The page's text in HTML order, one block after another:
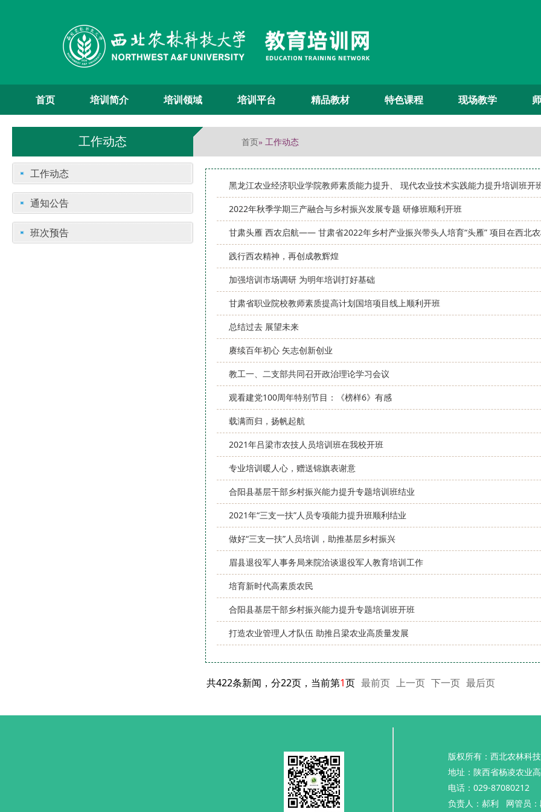
首页 培训简介 培训领域 培训平台 精品教材 特色课程 现场教学
工作动态 首页» 工作动态
工作动态
通知公告
班次预告
黑龙江农业经济职业学院教师素质能力提升、 现代农业技术实践能力提升培训班开
2022年秋季学期三产融合与乡村振兴发展专题 研修班顺利开班
甘肃头雁 西农启航—— 甘肃省2022年乡村产业振兴带头人培育“头雁” 项目在西北
践行西农精神，再创成教辉煌
加强培训市场调研 为明年培训打好基础
甘肃省职业院校教师素质提高计划国培项目线上顺利开班
总结过去 展望未来
赓续百年初心 矢志创新创业
教工一、二支部共同召开政治理论学习会议
观看建党100周年特别节目：《榜样6》有感
载满而归，扬帆起航
2021年吕梁市农技人员培训班在我校开班
专业培训暖人心，赠送锦旗表谢意
合阳县基层干部乡村振兴能力提升专题培训班结业
2021年“三支一扶”人员专项能力提升班顺利结业
做好“三支一扶”人员培训，助推基层乡村振兴
眉县退役军人事务局来院洽谈退役军人教育培训工作
培育新时代高素质农民
合阳县基层干部乡村振兴能力提升专题培训班开班
打造农业管理人才队伍 助推吕梁农业高质量发展
共422条新闻，分22页，当前第1页 最前页 上一页 下一页 最后页
版权所有：西北农林科
地址：陕西省杨凌农业
电话：029-87080212
负责人：郝利 网管员